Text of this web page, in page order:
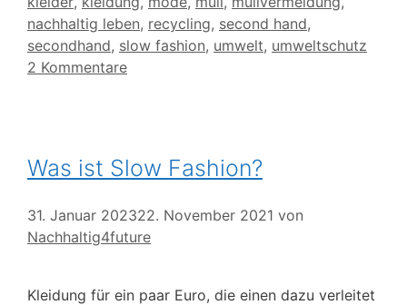
nachhaltig leben, recycling, second hand,
secondhand, slow fashion, umwelt, umweltschutz
2 Kommentare
Was ist Slow Fashion?
31. Januar 202322. November 2021 von
Nachhaltig4future
Kleidung für ein paar Euro, die einen dazu verleitet